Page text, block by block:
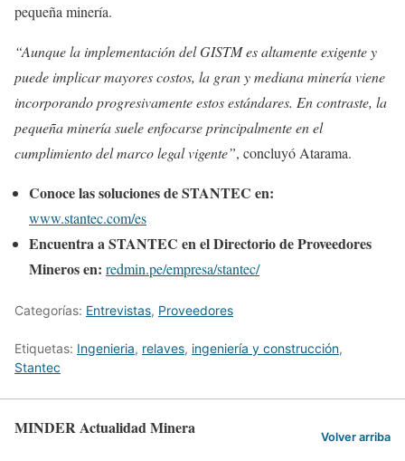
pequeña minería.
“Aunque la implementación del GISTM es altamente exigente y
puede implicar mayores costos, la gran y mediana minería viene
incorporando progresivamente estos estándares. En contraste, la
pequeña minería suele enfocarse principalmente en el
cumplimiento del marco legal vigente”, concluyó Atarama.
Conoce las soluciones de STANTEC en:
www.stantec.com/es
Encuentra a STANTEC en el Directorio de Proveedores
Mineros en: redmin.pe/empresa/stantec/
Categorías: Entrevistas, Proveedores
Etiquetas: Ingenieria, relaves, ingeniería y construcción,
Stantec
MINDER Actualidad Minera Volver arriba